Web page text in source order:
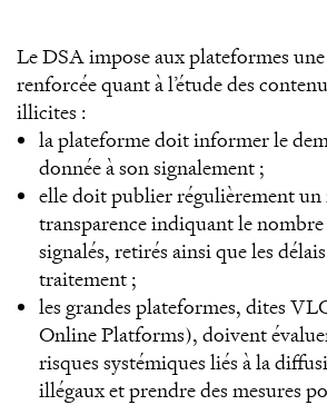
Le DSA impose aux plateformes
renforcée quant à l’étude des
illicites :
la plateforme doit informer le
donnée à son signalement ;
elle doit publier régulièrement
transparence indiquant le
signalés, retirés ainsi que les
traitement ;
les grandes plateformes, dites
Online Platforms), doivent
risques systémiques liés à la
illégaux et prendre des mesures